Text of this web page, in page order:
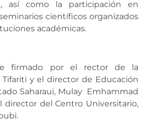
así como la participación en
científicos organizados
académicas.
firmado por el rector de la
y el director de Educación
Saharaui, Mulay Emhammad
director del Centro Universitario,